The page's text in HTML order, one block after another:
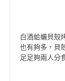
白酒蛤蠣貝殼
也有夠多，貝
足足夠兩人分